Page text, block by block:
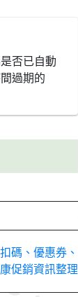
否已自動
過期的
碼、優惠券、
促銷資訊整理